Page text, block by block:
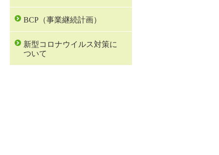
BCP（事業継続計画）
新型コロナウイルス対策に
ついて